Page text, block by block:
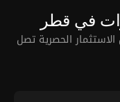
في قطر
الحصرية تصل